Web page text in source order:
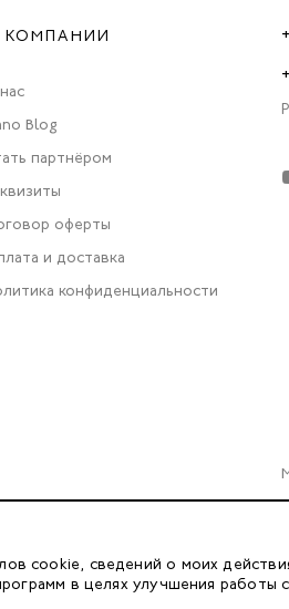
Blog
партнёром
оферты
и доставка
конфиденциальности
cookie, сведений о моих
в целях улучшения работы